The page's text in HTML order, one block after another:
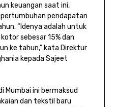
keuangan saat ini,
pendapatan
“Idenya adalah untuk
sebesar 15% dan
ke tahun,” kata Direktur
kepada Sajeet
Mumbai ini bermaksud
dan tekstil baru